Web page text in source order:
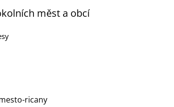
měst a obcí
ricany